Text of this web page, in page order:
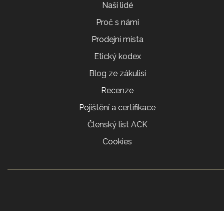
Naši lidé
Proč s námi
Prodejní místa
Etický kodex
Blog ze zákulisí
Recenze
Pojištění a certifikace
Členský list ACK
Cookies